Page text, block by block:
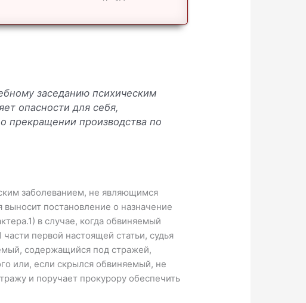
заседанию психическим
опасности для себя,
прекращении производства по
заболеванием, не являющимся
постановление о назначение
в случае, когда обвиняемый
первой настоящей статьи, судья
содержащийся под стражей,
или, если скрылся обвиняемый, не
и поручает прокурору обеспечить